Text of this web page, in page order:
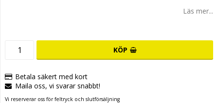
Läs mer...
KÖP
Betala säkert med kort
Maila oss, vi svarar snabbt!
Vi reserverar oss för feltryck och slutförsäljning